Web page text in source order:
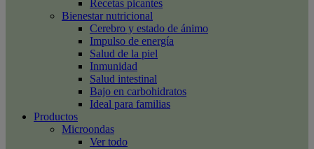
Recetas picantes
Bienestar nutricional
Cerebro y estado de ánimo
Impulso de energía
Salud de la piel
Inmunidad
Salud intestinal
Bajo en carbohidratos
Ideal para familias
Productos
Microondas
Ver todo